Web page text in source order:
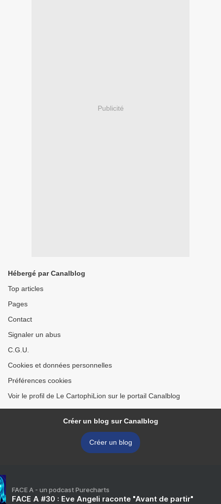
Publicité
Hébergé par Canalblog
Top articles
Pages
Contact
Signaler un abus
C.G.U.
Cookies et données personnelles
Préférences cookies
Voir le profil de Le CartophiLion sur le portail Canalblog
Créer un blog sur Canalblog
Créer un blog
FACE A - un podcast Purecharts
FACE A #30 : Eve Angeli raconte "Avant de partir"